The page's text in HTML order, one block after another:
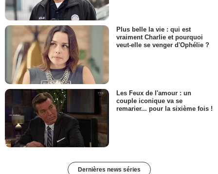
Plus belle la vie : qui est
vraiment Charlie et pourquoi
veut-elle se venger d'Ophélie ?
Les Feux de l'amour : un
couple iconique va se
remarier... pour la sixième fois !
Dernières news séries